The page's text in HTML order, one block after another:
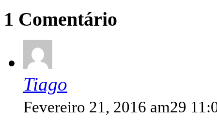
1 Comentário
Tiago
Fevereiro 21, 2016 am29